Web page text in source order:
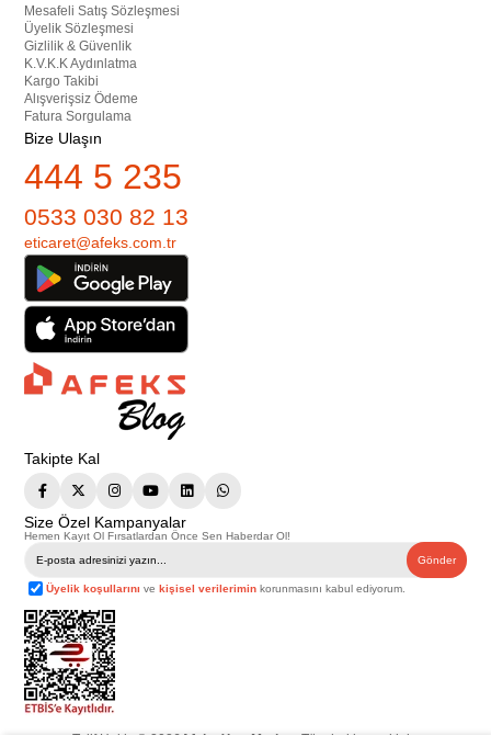
Mesafeli Satış Sözleşmesi
Üyelik Sözleşmesi
Gizlilik & Güvenlik
K.V.K.K Aydınlatma
Kargo Takibi
Alışverişsiz Ödeme
Fatura Sorgulama
Bize Ulaşın
444 5 235
0533 030 82 13
eticaret@afeks.com.tr
Takipte Kal
Size Özel Kampanyalar
Hemen Kayıt Ol Fırsatlardan Önce Sen Haberdar Ol!
Gönder
Üyelik koşullarını vekişisel verilerimin korunmasını kabul ediyorum.
Telif Hakkı © 2026 Afeks Yapı Market
. Tüm hakları saklıdır.